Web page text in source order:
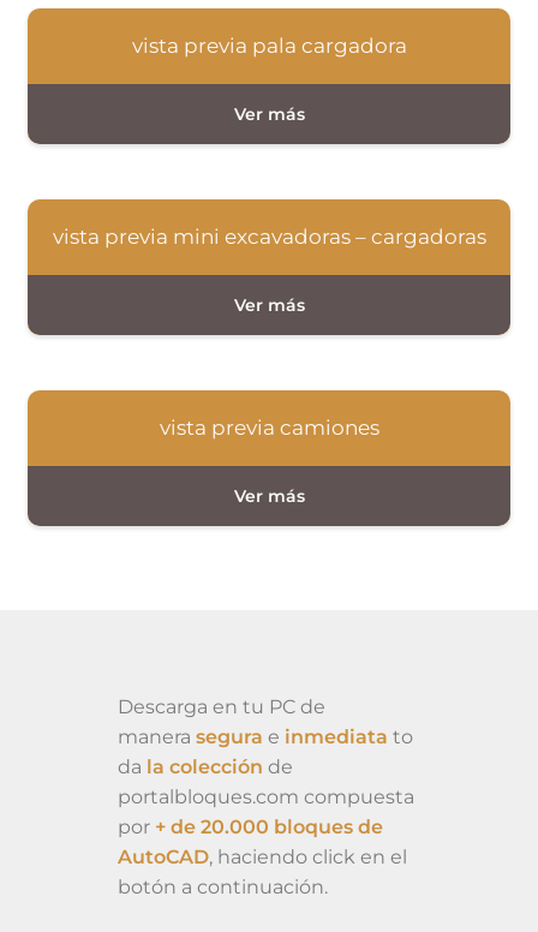
vista previa pala cargadora
vista previa mini excavadoras – cargadoras
vista previa camiones
Descarga en tu PC de
manera segura e inmediata to
da la colección de
portalbloques.com compuesta
por + de 20.000 bloques de
AutoCAD, haciendo click en el
botón a continuación.